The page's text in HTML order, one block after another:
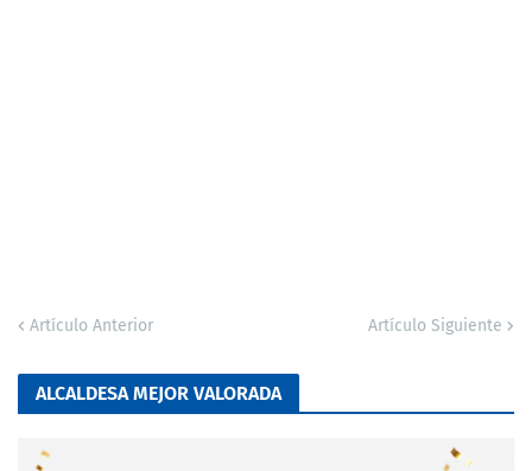
Artículo Anterior Artículo Siguiente
ALCALDESA MEJOR VALORADA